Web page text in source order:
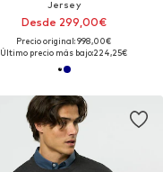
Jersey
Desde 299,00€
Precio original: 998,00€
Último precio más bajo:224,25€